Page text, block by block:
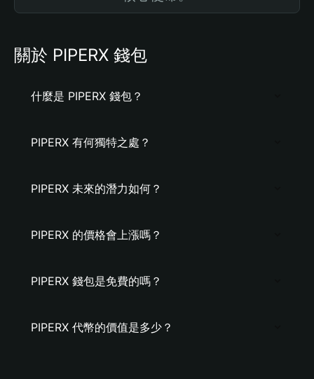
關於 PIPERX 錢包
什麼是 PIPERX 錢包？
PIPERX 有何獨特之處？
PIPERX 未來的潛力如何？
PIPERX 的價格會上漲嗎？
PIPERX 錢包是免費的嗎？
PIPERX 代幣的價值是多少？